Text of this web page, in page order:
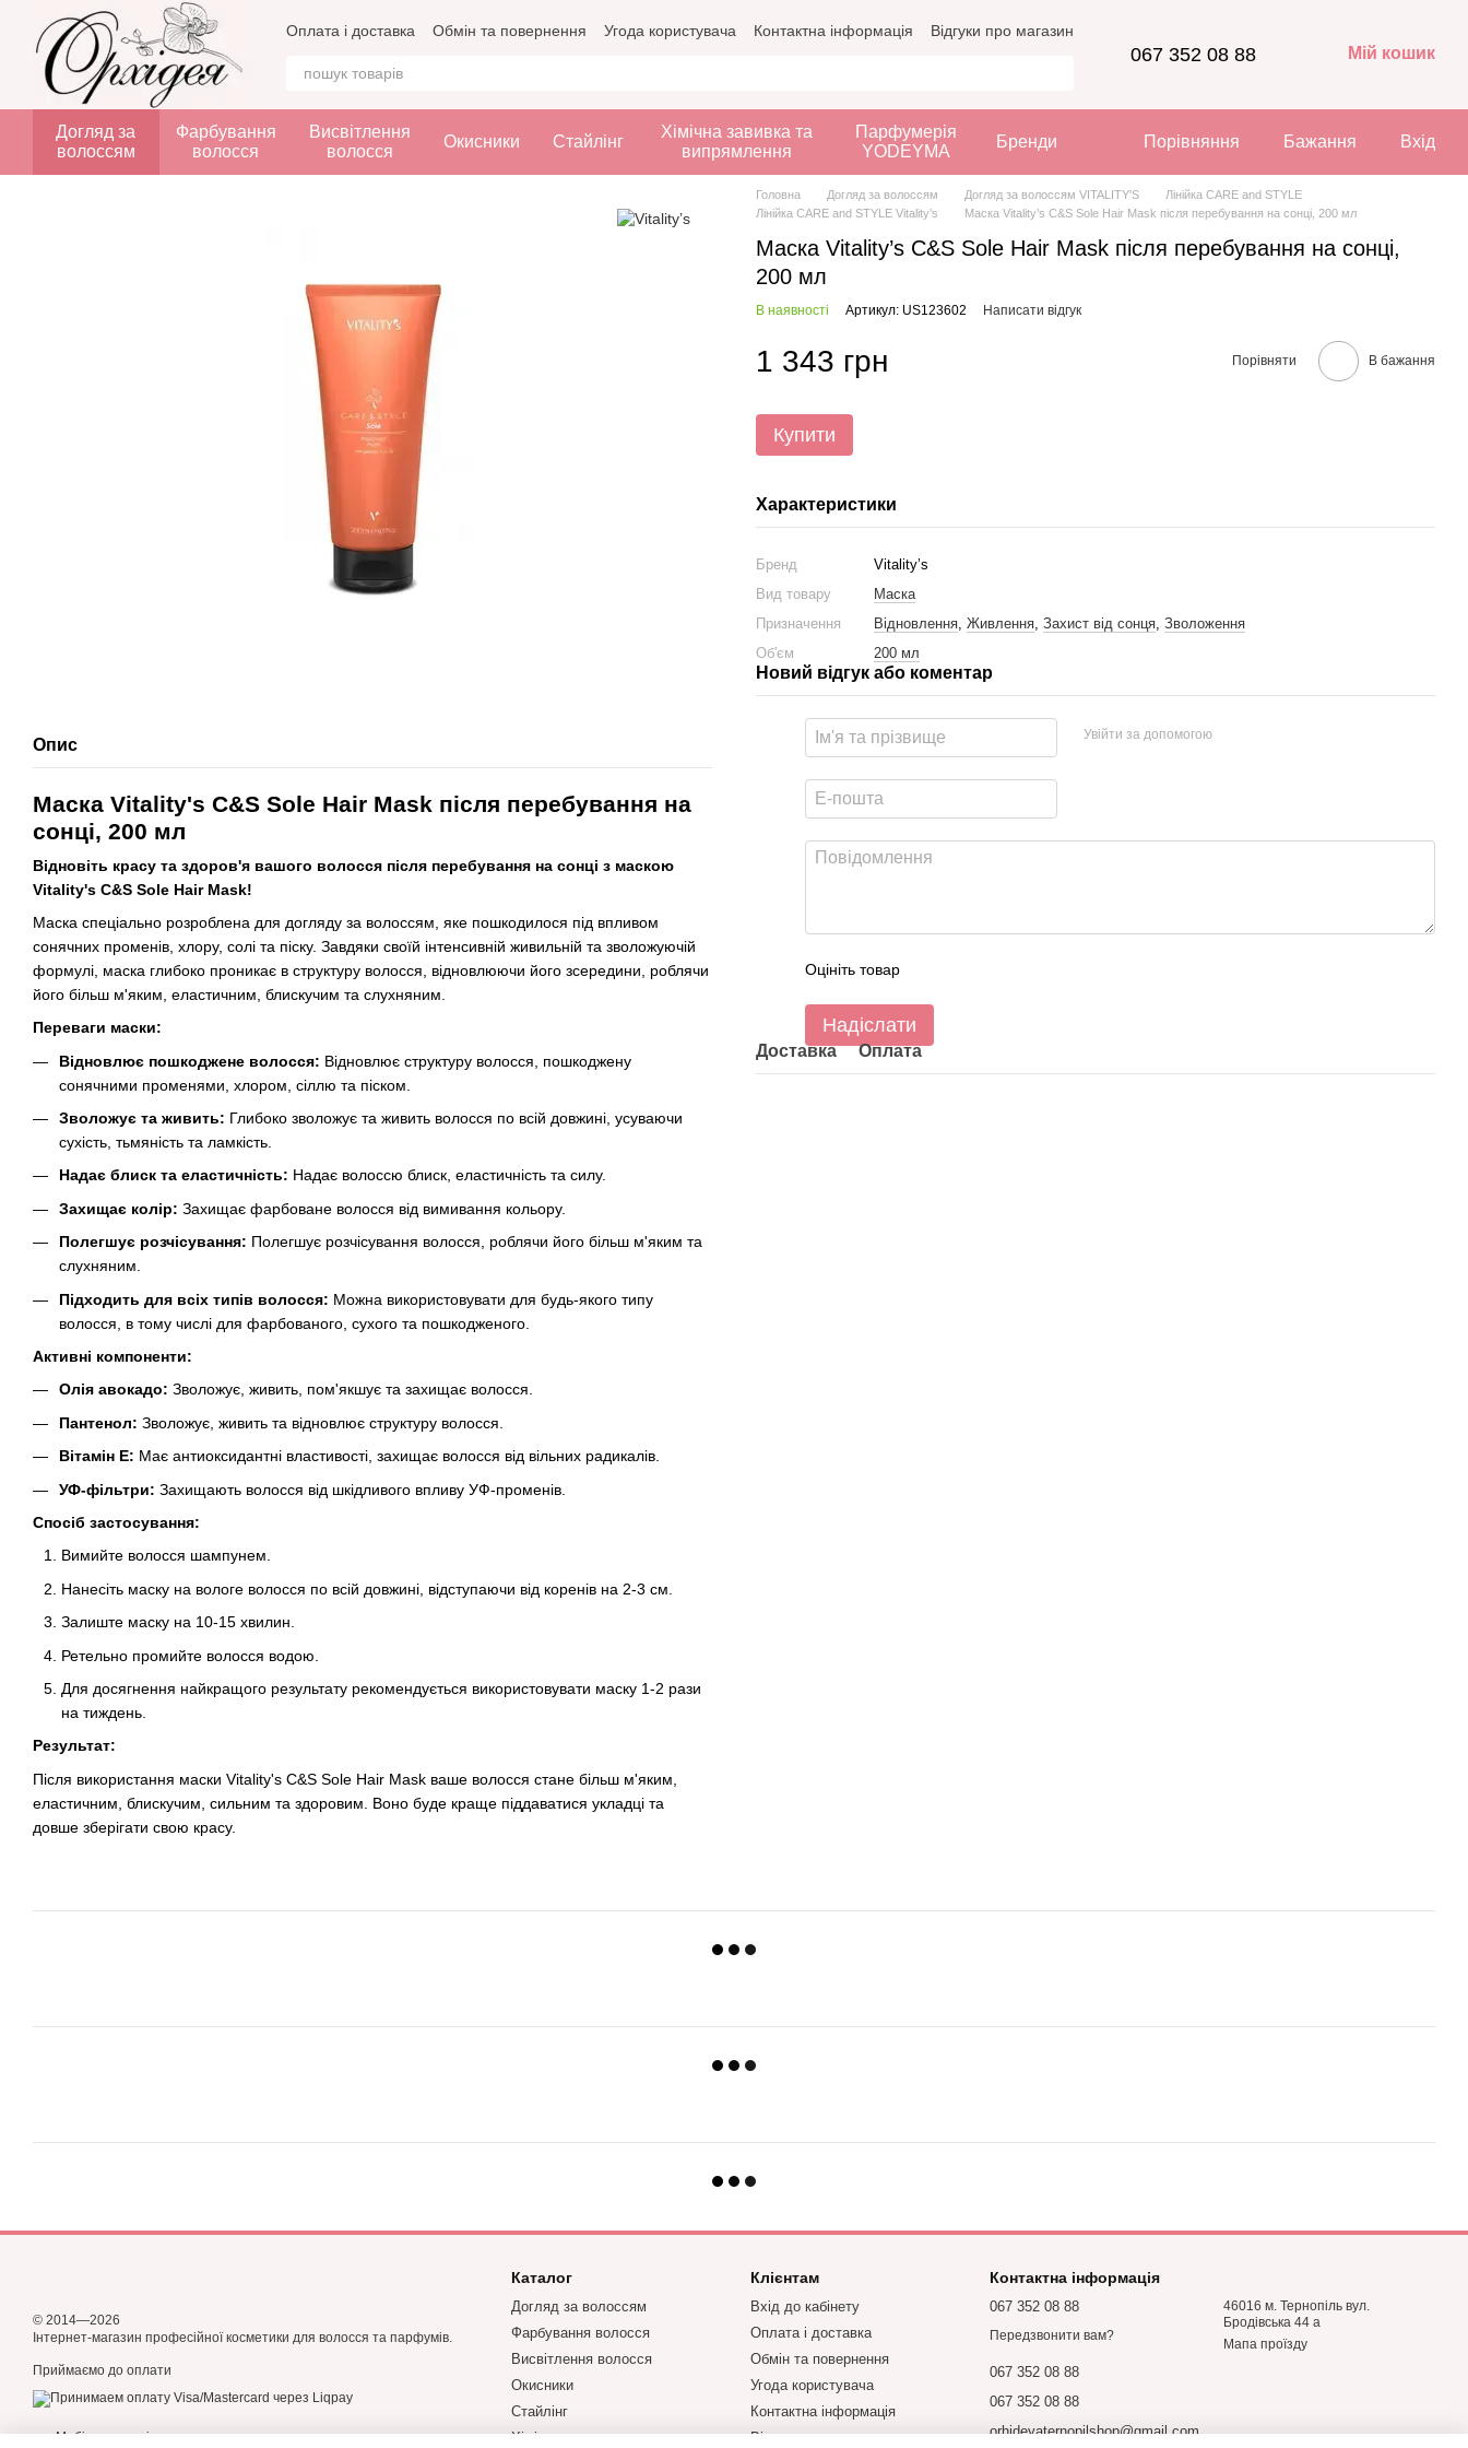
Перейти до основного контенту
Оплата і доставка Обмін та повернення Угода користувача Контактна інформація Відгуки про магазин
067 352 08 88 Мій кошик
Догляд за
волоссям
Фарбування
волосся
Висвітлення
волосся
Окисники Стайлінг
Хімічна завивка та
випрямлення
Парфумерія
YODEYMA
Бренди Порівняння Бажання Вхід
Опис
Маска Vitality's C&S Sole Hair Mask після перебування на
сонці, 200 мл
Відновіть красу та здоров'я вашого волосся після перебування на сонці з маскою
Vitality's C&S Sole Hair Mask!
Маска спеціально розроблена для догляду за волоссям, яке пошкодилося під впливом
сонячних променів, хлору, солі та піску. Завдяки своїй інтенсивній живильній та зволожуючій
формулі, маска глибоко проникає в структуру волосся, відновлюючи його зсередини, роблячи
його більш м'яким, еластичним, блискучим та слухняним.
Переваги маски:
Відновлює пошкоджене волосся: Відновлює структуру волосся, пошкоджену
сонячними променями, хлором, сіллю та піском.
Зволожує та живить: Глибоко зволожує та живить волосся по всій довжині, усуваючи
сухість, тьмяність та ламкість.
Надає блиск та еластичність: Надає волоссю блиск, еластичність та силу.
Захищає колір: Захищає фарбоване волосся від вимивання кольору.
Полегшує розчісування: Полегшує розчісування волосся, роблячи його більш м'яким та
слухняним.
Підходить для всіх типів волосся: Можна використовувати для будь-якого типу
волосся, в тому числі для фарбованого, сухого та пошкодженого.
Активні компоненти:
Олія авокадо: Зволожує, живить, пом'якшує та захищає волосся.
Пантенол: Зволожує, живить та відновлює структуру волосся.
Вітамін Е: Має антиоксидантні властивості, захищає волосся від вільних радикалів.
УФ-фільтри: Захищають волосся від шкідливого впливу УФ-променів.
Спосіб застосування:
Вимийте волосся шампунем.
Нанесіть маску на вологе волосся по всій довжині, відступаючи від коренів на 2-3 см.
Залиште маску на 10-15 хвилин.
Ретельно промийте волосся водою.
Для досягнення найкращого результату рекомендується використовувати маску 1-2 рази
на тиждень.
Результат:
Після використання маски Vitality's C&S Sole Hair Mask ваше волосся стане більш м'яким,
еластичним, блискучим, сильним та здоровим. Воно буде краще піддаватися укладці та
довше зберігати свою красу.
Головна Догляд за волоссям Догляд за волоссям VITALITY'S
Лінійка CARE and STYLE
Лінійка CARE and STYLE Vitality’s
Маска Vitality’s C&S Sole Hair Mask після перебування на сонці, 200 мл
Маска Vitality’s C&S Sole Hair Mask після перебування на сонці,
200 мл
В наявності Артикул: US123602 Написати відгук
1 343 грн Порівняти В бажання
Купити
Характеристики
Бренд
Vitality’s
Вид товару
Маска
Призначення
Відновлення, Живлення, Захист від сонця, Зволоження
Об'єм
200 мл
Новий відгук або коментар
Увійти за допомогою
Оцініть товар
Надіслати
Доставка Оплата
© 2014—2026
Інтернет-магазин професійної косметики для волосся та парфумів.
Приймаємо до оплати
Мобільна версія
Каталог
Догляд за волоссям
Фарбування волосся
Висвітлення волосся
Окисники
Стайлінг
Хімічна завивка та
Клієнтам
Вхід до кабінету
Оплата і доставка
Обмін та повернення
Угода користувача
Контактна інформація
Відгуки про магазин
Контактна інформація
067 352 08 88
Передзвонити вам?
067 352 08 88
067 352 08 88
orhideyaternopilshop@gmail.com
46016 м. Тернопіль вул.
Бродівська 44 а
Мапа проїзду